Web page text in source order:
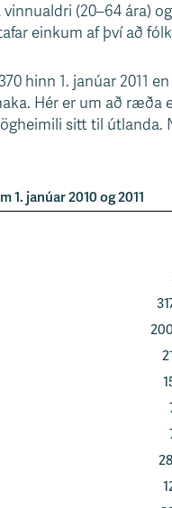
vinnualdri (20–64 ára)
einkum af því að
hinn 1. janúar 2011
Hér er um að
sitt til útlanda.
janúar 2010 og 2011